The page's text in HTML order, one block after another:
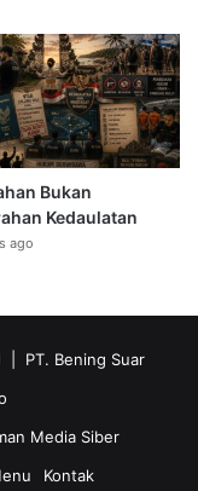
Bukan
Kedaulatan
ago
| PT. Bening Suar
Media Siber
Kontak